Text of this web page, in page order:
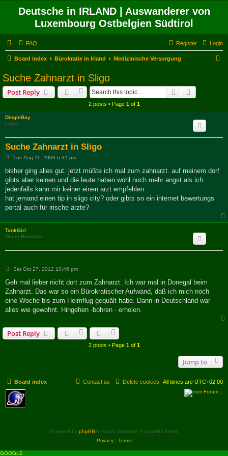
Deutsche in IRLAND | Auswanderer von
Luxembourg Ostbelgien Südtirol
FAQ Login
Register
Board index Bürokratie in Irland Medizinische Versorgung
Suche Zahnarzt in Sligo
Post Reply Search
2 posts • Page 1of 1
DingleBay
Loyal
Suche Zahnarzt in Sligo
P
s
Tue Aug 11, 2009 6:31 pm
bisher ging alles gut. jetzt müßte ich mal zum zahnarzt. auf meinem dorf
gibts aber keinen und die leute haben wohl noch mehr angst als ich.
jedenfalls kann mir keiner einen arzt empfehlen.
hat jemand einen tip in sligo city? oder gibts so ein internet bewertungs
portal auch für irische ärzte?
TankGirl
Neuer Benutzer
P
s
Sat Oct 27, 2012 10:46 pm
Geh mal lieber nicht dort zum Zahnarzt. Ich war mal in Donegal beim
Zahnarzt. Das war so ein Bürokratischer Aufwand, daß ich mich noch
eine Woche bis zum Heimflug gequält habe. Dann in Deutschland war
alles wie gewohnt. Hingehen -bohren - erholen.
Post Reply
2 posts • Page 1of 1
Jump to
Board index All times are UTC+02:00
Delete cookies
Contact us
Powered by phpBB® Forum Software © phpBB Limited
Privacy| Terms
GOOGLE